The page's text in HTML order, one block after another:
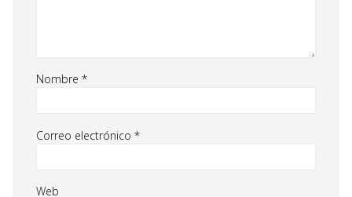
Nombre *
Correo electrónico *
Web